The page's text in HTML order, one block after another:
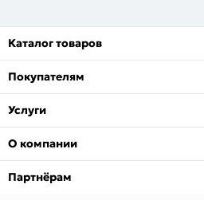
Каталог товаров
Покупателям
Услуги
О компании
Партнёрам